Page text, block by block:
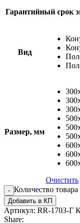
Гарантийный срок
Вид
Размер, мм
Очистить
Количество
Добавить в КП
Артикул: RR-1703-Г
Share: